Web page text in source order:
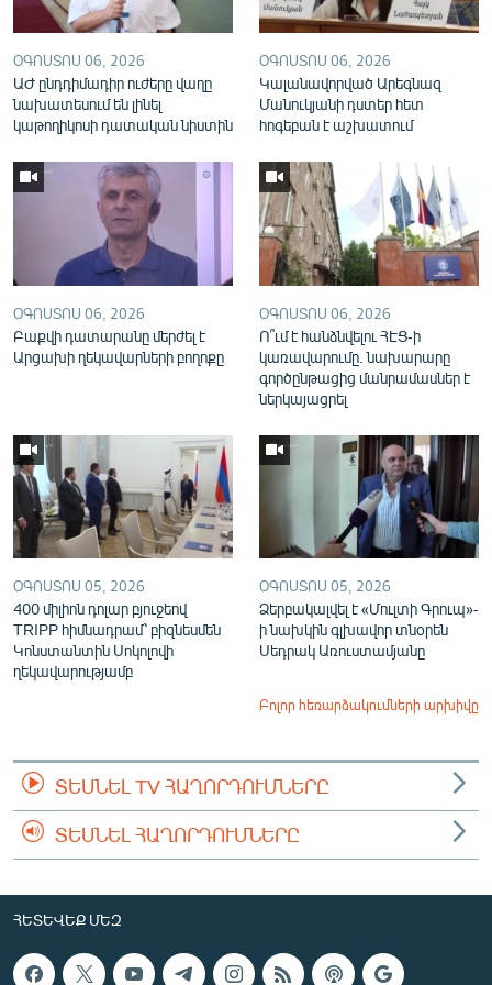
English
Русский
ՀԵՏԵՎԵՔ ՄԵԶ
«Ազատության» բոլոր կայքերը
ՕԳՈՍՏՈՍ 06, 2026
ԱԺ ընդդիմադիր ուժերը վաղը
նախատեսում են լինել
կաթողիկոսի դատական նիստին
ՕԳՈՍՏՈՍ 06, 2026
Կալանավորված Արեգնազ
Մանուկյանի դստեր հետ
հոգեբան է աշխատում
ՕԳՈՍՏՈՍ 06, 2026
Բաքվի դատարանը մերժել է
Արցախի ղեկավարների բողոքը
ՕԳՈՍՏՈՍ 06, 2026
Ո՞ւմ է հանձնվելու ՀԷՑ-ի
կառավարումը. նախարարը
գործընթացից մանրամասներ է
ներկայացրել
ՕԳՈՍՏՈՍ 05, 2026
400 միլիոն դոլար բյուջեով
TRIPP հիմնադրամ՝ բիզնեսմեն
Կոնստանտին Սոկոլովի
ղեկավարությամբ
ՕԳՈՍՏՈՍ 05, 2026
Ձերբակալվել է «Մուլտի Գրուպ»-
ի նախկին գլխավոր տնօրեն
Սեդրակ Առուստամյանը
Բոլոր հեռարձակումների արխիվը
ՏԵՍՆԵԼ TV ՀԱՂՈՐԴՈՒՄՆԵՐԸ
ՏԵՍՆԵԼ ՀԱՂՈՐԴՈՒՄՆԵՐԸ
ՀԵՏԵՎԵՔ ՄԵԶ